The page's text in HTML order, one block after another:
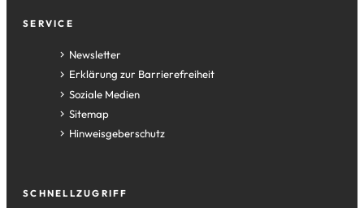
Fußzeile
SERVICE
Newsletter
Erklärung zur Barrierefreiheit
Soziale Medien
Sitemap
Hinweisgeberschutz
SCHNELLZUGRIFF